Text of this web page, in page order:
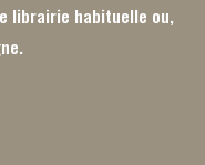
librairie habituelle ou,